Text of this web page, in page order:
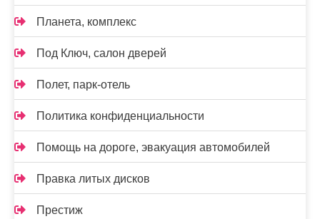
Планета, комплекс
Под Ключ, салон дверей
Полет, парк-отель
Политика конфиденциальности
Помощь на дороге, эвакуация автомобилей
Правка литых дисков
Престиж